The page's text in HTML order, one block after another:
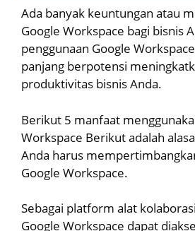
Ada banyak keuntungan atau
Google Workspace bagi bisnis
penggunaan Google
panjang berpotensi
produktivitas bisnis Anda.
Berikut 5 manfaat
Workspace Berikut adalah
Anda harus
Google Workspace.
Sebagai platform alat
Google Workspace dapat